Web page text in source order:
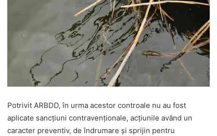
Potrivit ARBDD, în urma acestor controale nu au fost
aplicate sancțiuni contravenționale, acțiunile având un
caracter preventiv, de îndrumare și sprijin pentru